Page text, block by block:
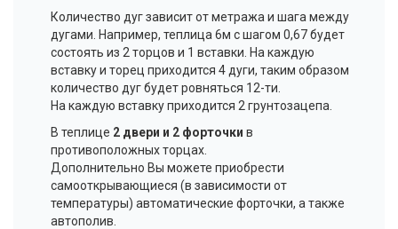
Количество дуг зависит от метража и шага между
дугами. Например, теплица 6м с шагом 0,67 будет
состоять из 2 торцов и 1 вставки. На каждую
вставку и торец приходится 4 дуги, таким образом
количество дуг будет ровняться 12-ти.
На каждую вставку приходится 2 грунтозацепа.
В теплице 2 двери и 2 форточки в
противоположных торцах.
Дополнительно Вы можете приобрести
самооткрывающиеся (в зависимости от
температуры) автоматические форточки, а также
автополив.